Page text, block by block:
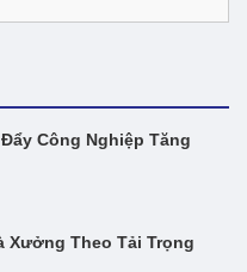
Công Nghiệp Tăng
Xưởng Theo Tải Trọng